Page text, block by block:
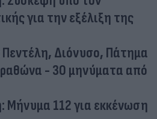
για την εξέλιξη της
Διόνυσο, Πάτημα
- 30 μηνύματα από
Μήνυμα 112 για εκκένωση